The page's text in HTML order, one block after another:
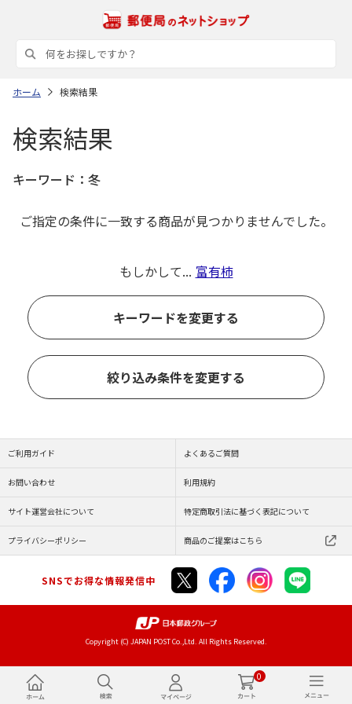
0
ホーム 検索結果
検索結果
キーワード： 冬
ご指定の条件に一致する商品が見つかりませんでした。
もしかして... 富有柿
キーワードを変更する
絞り込み条件を変更する
ご利用ガイド よくあるご質問
お問い合わせ 利用規約
サイト運営会社について 特定商取引法に基づく表記について
プライバシーポリシー 商品のご提案はこちら
SNSでお得な情報発信中
Copyright (C) JAPAN POST Co.,Ltd. All Rights Reserved.